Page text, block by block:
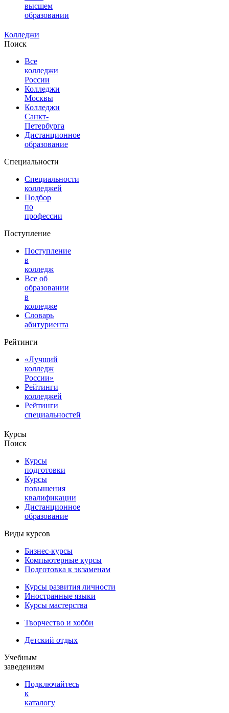
высшем
образовании
Колледжи
Поиск
Все
колледжи
России
Колледжи
Москвы
Колледжи
Санкт-
Петербурга
Дистанционное
образование
Специальности
Специальности
колледжей
Подбор
по
профессии
Поступление
Поступление
в
колледж
Все об
образовании
в
колледже
Словарь
абитуриента
Рейтинги
«Лучший
колледж
России»
Рейтинги
колледжей
Рейтинги
специальностей
Курсы
Поиск
Курсы
подготовки
Курсы
повышения
квалификации
Дистанционное
образование
Виды курсов
Бизнес-курсы
Компьютерные курсы
Подготовка к экзаменам
Курсы развития личности
Иностранные языки
Курсы мастерства
Творчество и хобби
Детский отдых
Учебным
заведениям
Подключайтесь
к
каталогу